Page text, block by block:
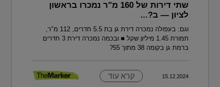
שתי דירות של 160 מ"ר נמכרו בראשון
לציון — ב?...
וגם: בעפולה נמכרה דירת גן בת 5.5 חדרים, 112 מ"ר,
תמורת 1.45 מיליון שקל ■ ובכמה נמכרה דירת 3 חדרים
ברמת גן בקומה 38 מתוך 55?
15.12.2024 קרא עוד